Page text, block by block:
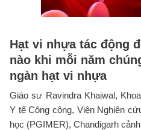
Hạt vi nhựa tác động
nào khi mỗi năm
ngàn hạt vi nhựa
Giáo sư Ravindra Khaiwal,
Y tế Công cộng, Viện Nghiên
học (PGIMER), Chandigarh